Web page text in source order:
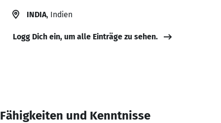
INDIA, Indien
Logg Dich ein, um alle Einträge zu sehen.
Fähigkeiten und Kenntnisse